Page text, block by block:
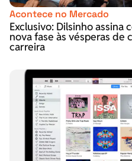
Acontece no Mercado
Exclusivo: Dilsinho assina
nova fase às vésperas de
carreira